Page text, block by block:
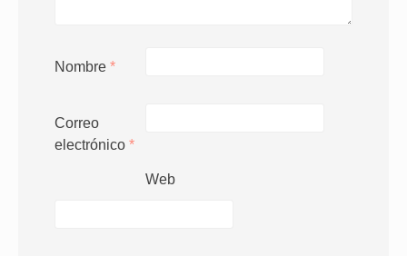
Nombre *
Correo
electrónico *
Web